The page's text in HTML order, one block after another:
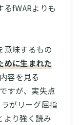
るfWARよりも
意味するもの
めに生まれた
容を見る
すが、実失点
がリーグ屈指
より強く読み